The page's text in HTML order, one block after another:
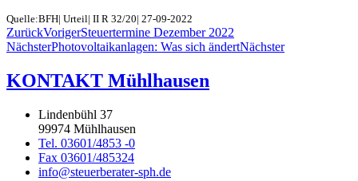
Quelle:BFH| Urteil| II R 32/20| 27-09-2022
ZurückVorigerSteuertermine Dezember 2022
NächsterPhotovoltaikanlagen: Was sich ändertNächster
KONTAKT Mühlhausen
Lindenbühl 37
99974 Mühlhausen
Tel. 03601/4853 -0
Fax 03601/485324
info@steuerberater-sph.de